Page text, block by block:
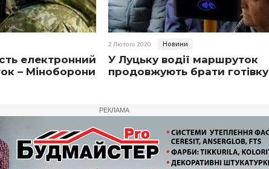
електронний
– Міноборони
2 Лютого 2020 Новини
У Луцьку водії маршруток
продовжують брати готівку
РЕКЛАМА